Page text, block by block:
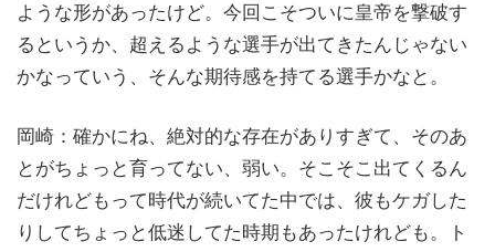
ような形があったけど。今回こそついに皇帝を撃破す
るというか、超えるような選手が出てきたんじゃない
かなっていう、そんな期待感を持てる選手かなと。
岡崎：確かにね、絶対的な存在がありすぎて、そのあ
とがちょっと育ってない、弱い。そこそこ出てくるん
だけれどもって時代が続いてた中では、彼もケガした
りしてちょっと低迷してた時期もあったけれども。ト